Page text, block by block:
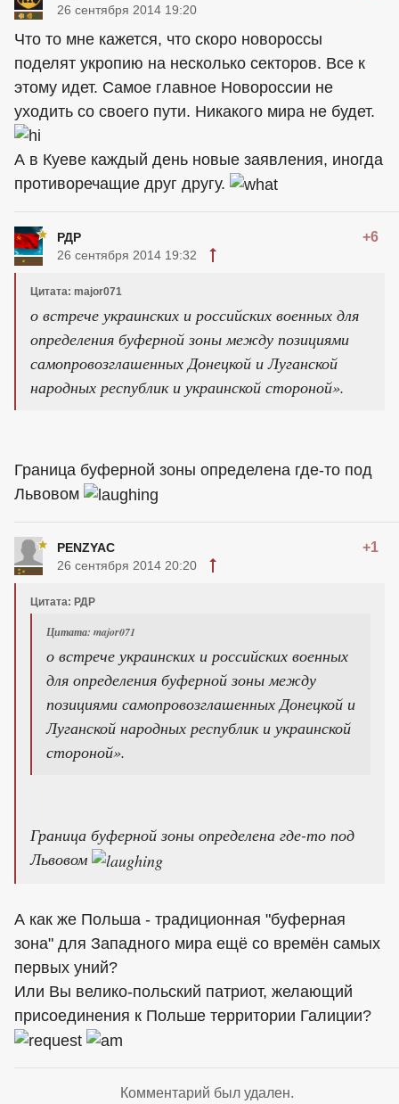
26 сентября 2014 19:20
Что то мне кажется, что скоро новороссы
поделят укропию на несколько секторов. Все к
этому идет. Самое главное Новороссии не
уходить со своего пути. Никакого мира не будет.
А в Куеве каждый день новые заявления, иногда
противоречащие друг другу.
РДР +6
26 сентября 2014 19:32
Цитата: major071
о встрече украинских и российских военных для
определения буферной зоны между позициями
самопровозглашенных Донецкой и Луганской
народных республик и украинской стороной».
Граница буферной зоны определена где-то под
Львовом
PENZYAC +1
26 сентября 2014 20:20
Цитата: РДР
Цитата: major071
о встрече украинских и российских военных
для определения буферной зоны между
позициями самопровозглашенных Донецкой и
Луганской народных республик и украинской
стороной».
Граница буферной зоны определена где-то под
Львовом
А как же Польша - традиционная "буферная
зона" для Западного мира ещё со времён самых
первых уний?
Или Вы велико-польский патриот, желающий
присоединения к Польше территории Галиции?
Комментарий был удален.